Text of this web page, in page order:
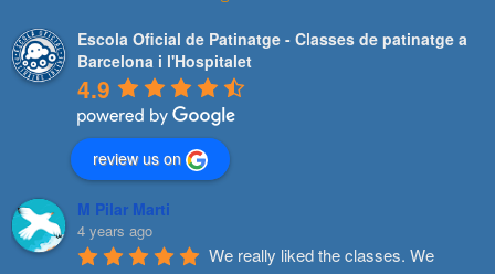
Escola Oficial de Patinatge - Classes de patinatge a
Barcelona i l'Hospitalet
4.9
review us on
M Pilar Marti
4 years ago
We really liked the classes. We